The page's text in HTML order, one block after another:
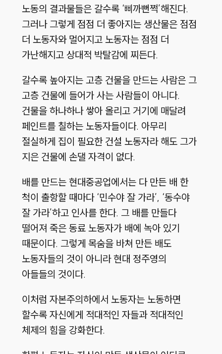
노동의 결과물들은 갈수록 ‘삐까뻔쩍’해진다.
그러나 그렇게 점점 더 좋아지는 생산물은 점점
더 노동자와 멀어지고 노동자는 점점 더
가난해지고 상대적 박탈감에 찌든다.
갈수록 높아지는 고층 건물을 만드는 사람은 그
고층 건물에 들어가 사는 사람들이 아니다.
건물을 하나하나 쌓아 올리고 거기에 매달려
페인트를 칠하는 노동자들이다. 아무리
절실하게 집이 필요한 건설 노동자라 해도 그가
지은 건물에 손댈 자격이 없다.
배를 만드는 현대중공업에서는 다 만든 배 한
척이 출항할 때마다 ‘민수야 잘 가라’, ‘동수야
잘 가라’하고 인사를 한다. 그 배를 만들다
떨어져 죽은 동료 노동자가 배에 녹아 있기
때문이다. 그렇게 목숨을 바쳐 만든 배도
노동자들의 것이 아니라 현대 정주영의
아들들의 것이다.
이처럼 자본주의하에서 노동자는 노동하면
할수록 자신에게 적대적인 자들과 적대적인
체제의 힘을 강화한다.